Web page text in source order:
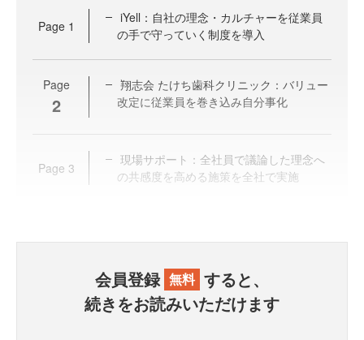
Page 1
iYell：自社の理念・カルチャーを従業員
の手で守っていく制度を導入
Page
2
翔志会 たけち歯科クリニック：バリュー
改定に従業員を巻き込み自分事化
Page 3
現場サポート：全社員で議論した理念へ
の共感度を高める施策を全社で実施
会員登録 無料 すると、
続きをお読みいただけます